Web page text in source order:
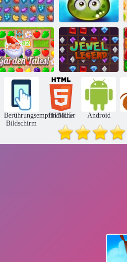
Fruita Crush
Abenteuer
saftigen Beeren
Gartengeschichten Juwel Legende
Berührungsempfindlicher
Bildschirm
HTML5 Android